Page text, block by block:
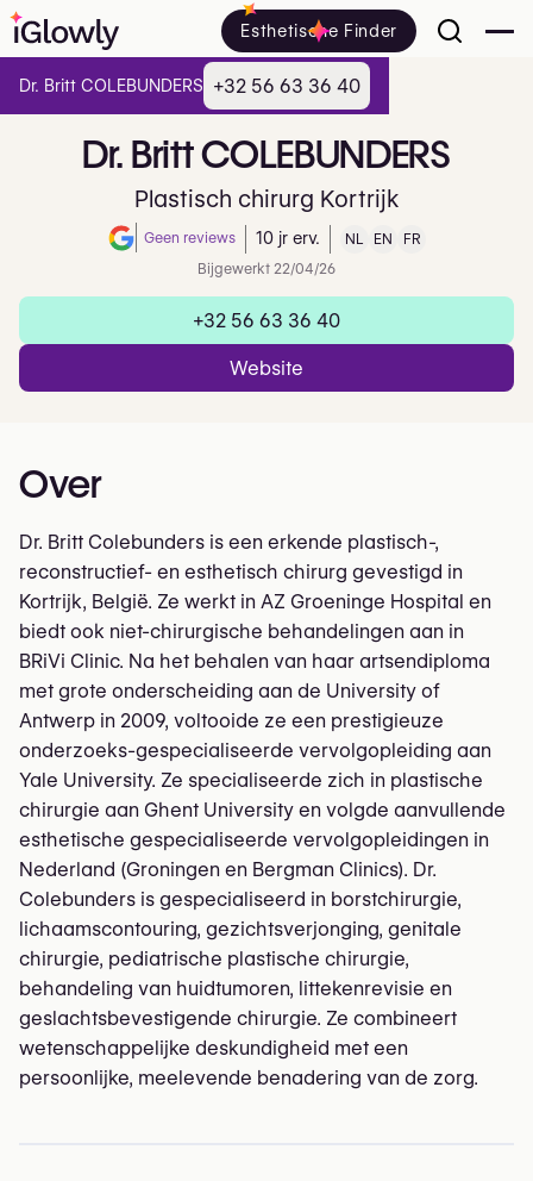
Esthetische Finder
Dr. BrittCOLEBUNDERS
Plastisch chirurg Kortrijk
Geen reviews
Note de 0 sur 5 sur Google
10 jr erv. NL EN
FR
Bijgewerkt 22/04/26
+32 56 63 36 40
Website
Over
Dr. Britt Colebunders is een erkende plastisch-,
reconstructief- en esthetisch chirurg gevestigd in
Kortrijk, België. Ze werkt in AZ Groeninge Hospital en
biedt ook niet-chirurgische behandelingen aan in
BRiVi Clinic. Na het behalen van haar artsendiploma
met grote onderscheiding aan de University of
Antwerp in 2009, voltooide ze een prestigieuze
onderzoeks-gespecialiseerde vervolgopleiding aan
Yale University. Ze specialiseerde zich in plastische
chirurgie aan Ghent University en volgde aanvullende
esthetische gespecialiseerde vervolgopleidingen in
Nederland (Groningen en Bergman Clinics). Dr.
Colebunders is gespecialiseerd in borstchirurgie,
lichaamscontouring, gezichtsverjonging, genitale
chirurgie, pediatrische plastische chirurgie,
behandeling van huidtumoren, littekenrevisie en
geslachtsbevestigende chirurgie. Ze combineert
wetenschappelijke deskundigheid met een
persoonlijke, meelevende benadering van de zorg.
Dr. Britt COLEBUNDERS +32 56 63 36 40